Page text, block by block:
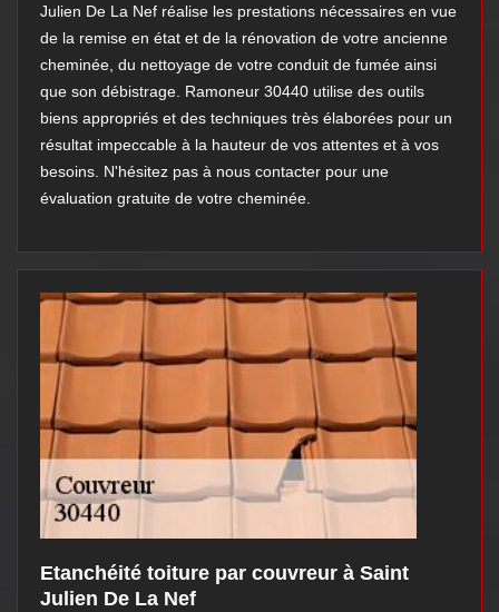
Julien De La Nef réalise les prestations nécessaires en vue
de la remise en état et de la rénovation de votre ancienne
cheminée, du nettoyage de votre conduit de fumée ainsi
que son débistrage. Ramoneur 30440 utilise des outils
biens appropriés et des techniques très élaborées pour un
résultat impeccable à la hauteur de vos attentes et à vos
besoins. N'hésitez pas à nous contacter pour une
évaluation gratuite de votre cheminée.
Etanchéité toiture par couvreur à Saint
Julien De La Nef